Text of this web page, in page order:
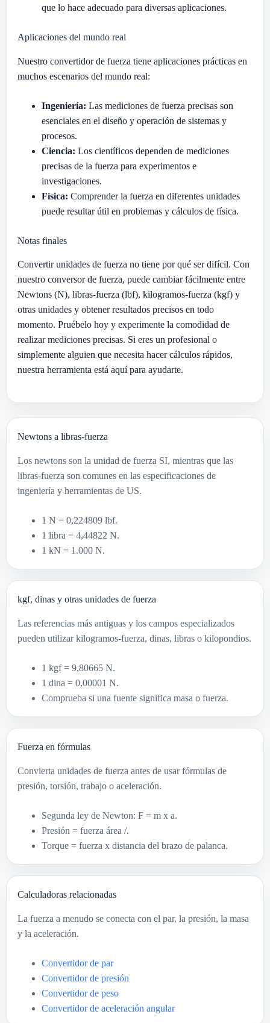
que lo hace adecuado para diversas aplicaciones.
Aplicaciones del mundo real
Nuestro convertidor de fuerza tiene aplicaciones prácticas en
muchos escenarios del mundo real:
Ingeniería: Las mediciones de fuerza precisas son
esenciales en el diseño y operación de sistemas y
procesos.
Ciencia: Los científicos dependen de mediciones
precisas de la fuerza para experimentos e
investigaciones.
Física: Comprender la fuerza en diferentes unidades
puede resultar útil en problemas y cálculos de física.
Notas finales
Convertir unidades de fuerza no tiene por qué ser difícil. Con
nuestro conversor de fuerza, puede cambiar fácilmente entre
Newtons (N), libras-fuerza (lbf), kilogramos-fuerza (kgf) y
otras unidades y obtener resultados precisos en todo
momento. Pruébelo hoy y experimente la comodidad de
realizar mediciones precisas. Si eres un profesional o
simplemente alguien que necesita hacer cálculos rápidos,
nuestra herramienta está aquí para ayudarte.
Newtons a libras-fuerza
Los newtons son la unidad de fuerza SI, mientras que las
libras-fuerza son comunes en las especificaciones de
ingeniería y herramientas de US.
1 N = 0,224809 lbf.
1 libra = 4,44822 N.
1 kN = 1.000 N.
kgf, dinas y otras unidades de fuerza
Las referencias más antiguas y los campos especializados
pueden utilizar kilogramos-fuerza, dinas, libras o kilopondios.
1 kgf = 9,80665 N.
1 dina = 0,00001 N.
Comprueba si una fuente significa masa o fuerza.
Fuerza en fórmulas
Convierta unidades de fuerza antes de usar fórmulas de
presión, torsión, trabajo o aceleración.
Segunda ley de Newton: F = m x a.
Presión = fuerza área /.
Torque = fuerza x distancia del brazo de palanca.
Calculadoras relacionadas
La fuerza a menudo se conecta con el par, la presión, la masa
y la aceleración.
Convertidor de par
Convertidor de presión
Convertidor de peso
Convertidor de aceleración angular